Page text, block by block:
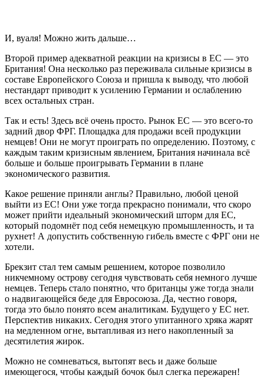
И, вуаля! Можно жить дальше…
Второй пример адекватной реакции на кризисы в ЕС — это
Британия! Она несколько раз переживала сильные кризисы в
составе Европейского Союза и пришла к выводу, что любой
нестандарт приводит к усилению Германии и ослаблению
всех остальных стран.
Так и есть! Здесь всё очень просто. Рынок ЕС — это всего-то
задний двор ФРГ. Площадка для продажи всей продукции
немцев! Они не могут проиграть по определению. Поэтому, с
каждым таким кризисным явлением, Британия начинала всё
больше и больше проигрывать Германии в плане
экономического развития.
Какое решение приняли англы? Правильно, любой ценой
выйти из ЕС! Они уже тогда прекрасно понимали, что скоро
может прийти идеальный экономический шторм для ЕС,
который подомнёт под себя немецкую промышленность, и та
рухнет! А допустить собственную гибель вместе с ФРГ они не
хотели.
Брекзит стал тем самым решением, которое позволило
никчемному острову сегодня чувствовать себя немного лучше
немцев. Теперь стало понятно, что британцы уже тогда знали
о надвигающейся беде для Евросоюза. Да, честно говоря,
тогда это было понято всем аналитикам. Будущего у ЕС нет.
Перспектив никаких. Сегодня этого упитанного хряка жарят
на медленном огне, вытапливая из него накопленный за
десятилетия жирок.
Можно не сомневаться, вытопят весь и даже больше
имеющегося, чтобы каждый бочок был слегка пережарен!